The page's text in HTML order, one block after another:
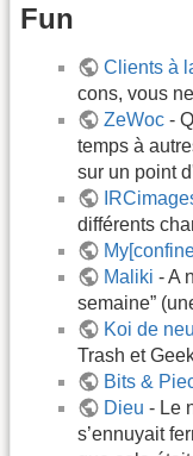
Fun
Clients à
cons, vous
ZeWoc -
temps à
sur un point
différents
Maliki - A
semaine”
Koi de
Trash et
Bits &
Dieu - Le
s’ennuyait